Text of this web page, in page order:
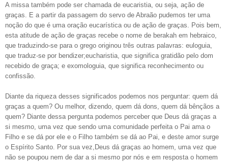
A missa também pode ser chamada de eucaristia, ou seja, ação de
graças. E a partir da passagem do servo de Abraão pudemos ter uma
noção do que é uma oração eucarística ou de ação de graças. Pois bem,
esta atitude de ação de graças recebe o nome de berakah em hebraico,
que traduzindo-se para o grego originou três outras palavras: euloguia,
que traduz-se por bendizer;eucharistia, que significa gratidão pelo dom
recebido de graça; e exomologuia, que significa reconhecimento ou
confissão.
Diante da riqueza desses significados podemos nos perguntar: quem dá
graças a quem? Ou melhor, dizendo, quem dá dons, quem dá bênçãos a
quem? Diante dessa pergunta podemos perceber que Deus dá graças a
si mesmo, uma vez que sendo uma comunidade perfeita o Pai ama o
Filho e se dá por ele e o Filho também se dá ao Pai, e deste amor surge
o Espírito Santo. Por sua vez,Deus dá graças ao homem, uma vez que
não se poupou nem de dar a si mesmo por nós e em resposta o homem